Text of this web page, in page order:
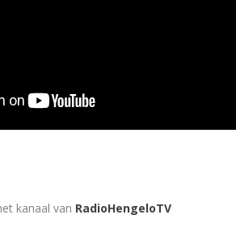
kanaal van RadioHengeloTV